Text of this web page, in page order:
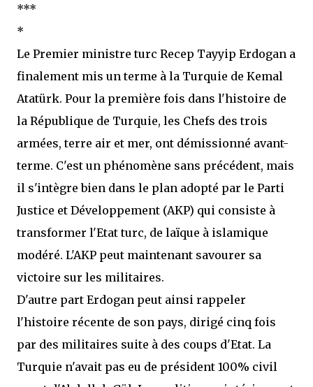
***
*
Le Premier ministre turc Recep Tayyip Erdogan a
finalement mis un terme à la Turquie de Kemal
Atatürk. Pour la première fois dans l'histoire de
la République de Turquie, les Chefs des trois
armées, terre air et mer, ont démissionné avant-
terme. C'est un phénomène sans précédent, mais
il s'intègre bien dans le plan adopté par le Parti
Justice et Développement (AKP) qui consiste à
transformer l'Etat turc, de laïque à islamique
modéré. L'AKP peut maintenant savourer sa
victoire sur les militaires.
D'autre part Erdogan peut ainsi rappeler
l'histoire récente de son pays, dirigé cinq fois
par des militaires suite à des coups d'Etat. La
Turquie n'avait pas eu de président 100% civil